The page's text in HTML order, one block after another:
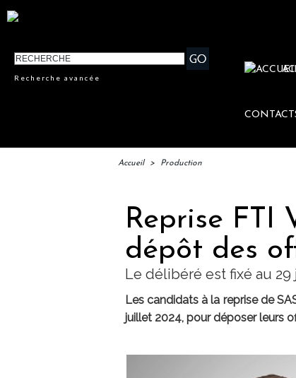
Recherche avancée
Accueil > Production
Reprise FTI
dépôt des
Le délibéré est fixé au
Les candidats à la reprise de
juillet 2024, pour déposer leurs